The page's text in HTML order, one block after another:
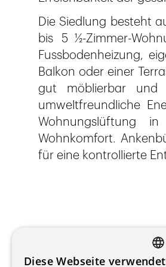
Die Siedlung besteht
bis 5 ½-Zimmer-
Fussbodenheizung,
Balkon oder einer
gut möblierbar und
umweltfreundliche
Wohnungslüftung
Wohnkomfort.
für eine kontrollierte
Diese Webseite verwendet